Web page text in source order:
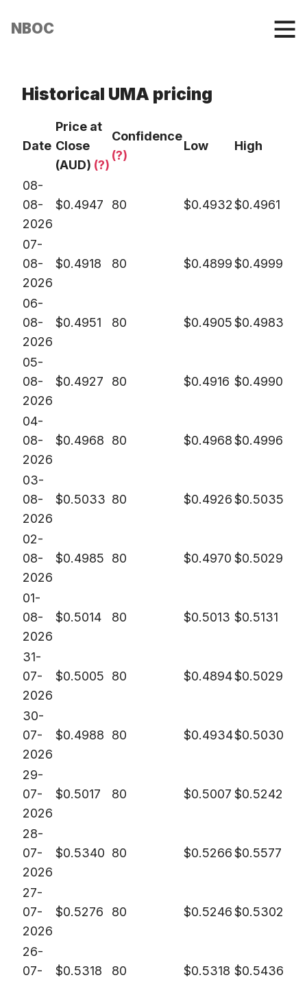
NBOC
Historical UMA pricing
Date
Price at
Close
(AUD) (?)
Confidence
(?)
Low High
08-
08-
2026
$0.4947 80 $0.4932$0.4961
07-
08-
2026
$0.4918 80 $0.4899$0.4999
06-
08-
2026
$0.4951 80 $0.4905$0.4983
05-
08-
2026
$0.4927 80 $0.4916 $0.4990
04-
08-
2026
$0.4968 80 $0.4968$0.4996
03-
08-
2026
$0.5033 80 $0.4926$0.5035
02-
08-
2026
$0.4985 80 $0.4970 $0.5029
01-
08-
2026
$0.5014 80 $0.5013 $0.5131
31-
07-
2026
$0.5005 80 $0.4894$0.5029
30-
07-
2026
$0.4988 80 $0.4934$0.5030
29-
07-
2026
$0.5017 80 $0.5007 $0.5242
28-
07-
2026
$0.5340 80 $0.5266$0.5577
27-
07-
2026
$0.5276 80 $0.5246$0.5302
26-
07-
$0.5318 80 $0.5318 $0.5436